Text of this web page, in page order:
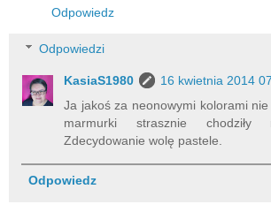
Odpowiedz
Odpowiedzi
KasiaS1980
16 kwietnia 2014
Ja jakoś za neonowymi kolorami
marmurki strasznie
Zdecydowanie wolę pastele.
Odpowiedz